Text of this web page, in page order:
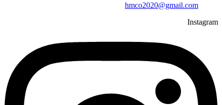
hmco2020@gmail.com
Instagram